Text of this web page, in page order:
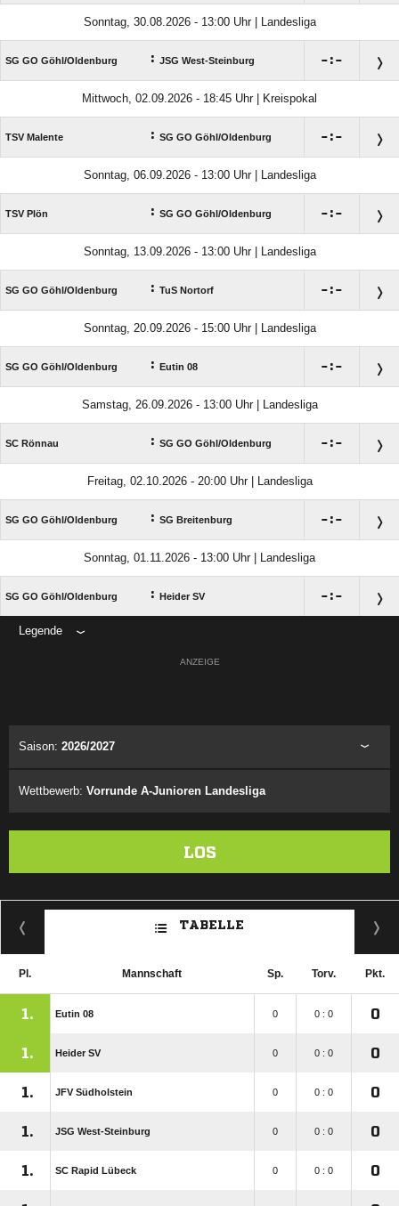
Sonntag, 30.08.2026 - 13:00 Uhr | Landesliga
SG GO Göhl/​Oldenburg : JSG West-Steinburg :
Mittwoch, 02.09.2026 - 18:45 Uhr | Kreispokal
TSV Malente : SG GO Göhl/​Oldenburg :
Sonntag, 06.09.2026 - 13:00 Uhr | Landesliga
TSV Plön : SG GO Göhl/​Oldenburg :
Sonntag, 13.09.2026 - 13:00 Uhr | Landesliga
SG GO Göhl/​Oldenburg : TuS Nortorf :
Sonntag, 20.09.2026 - 15:00 Uhr | Landesliga
SG GO Göhl/​Oldenburg : Eutin 08 :
Samstag, 26.09.2026 - 13:00 Uhr | Landesliga
SC Rönnau : SG GO Göhl/​Oldenburg :
Freitag, 02.10.2026 - 20:00 Uhr | Landesliga
SG GO Göhl/​Oldenburg : SG Breitenburg :
Sonntag, 01.11.2026 - 13:00 Uhr | Landesliga
SG GO Göhl/​Oldenburg : Heider SV :
Legende
ANZEIGE
Saison: 2026/2027
Wettbewerb: Vorrunde A-Junioren Landesliga
LOS
TABELLE
Pl. Mannschaft Sp. Torv. Pkt.
1. Eutin 08 0 0 : 0 0
1. Heider SV 0 0 : 0 0
1. JFV Südholstein 0 0 : 0 0
1. JSG West-Steinburg 0 0 : 0 0
1. SC Rapid Lübeck 0 0 : 0 0